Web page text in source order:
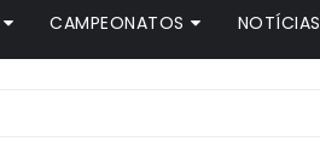
CAMPEONATOS NOTÍCIAS